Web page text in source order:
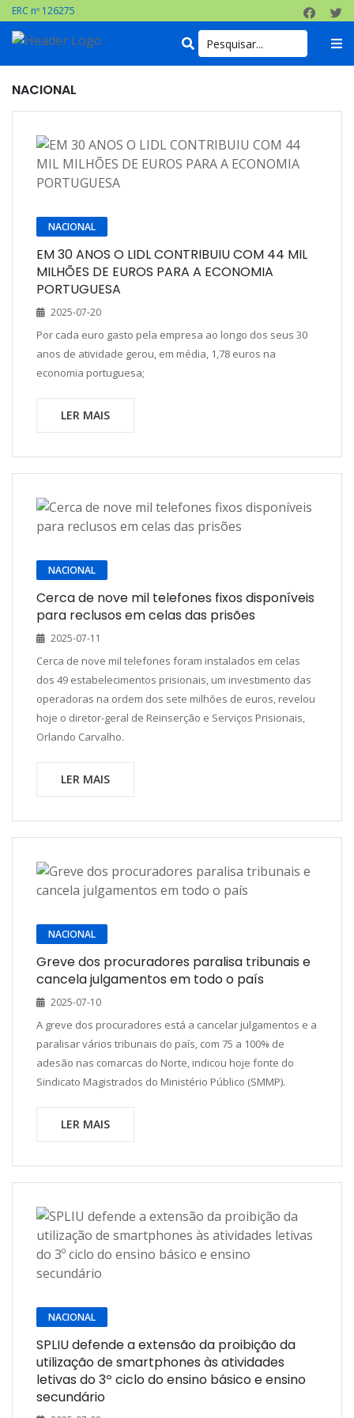
ERC nº 126275
NACIONAL
NACIONAL
EM 30 ANOS O LIDL CONTRIBUIU COM 44 MIL
MILHÕES DE EUROS PARA A ECONOMIA
PORTUGUESA
2025-07-20
Por cada euro gasto pela empresa ao longo dos seus 30
anos de atividade gerou, em média, 1,78 euros na
economia portuguesa;
LER MAIS
NACIONAL
Cerca de nove mil telefones fixos disponíveis
para reclusos em celas das prisões
2025-07-11
Cerca de nove mil telefones foram instalados em celas
dos 49 estabelecimentos prisionais, um investimento das
operadoras na ordem dos sete milhões de euros, revelou
hoje o diretor-geral de Reinserção e Serviços Prisionais,
Orlando Carvalho.
LER MAIS
NACIONAL
Greve dos procuradores paralisa tribunais e
cancela julgamentos em todo o país
2025-07-10
A greve dos procuradores está a cancelar julgamentos e a
paralisar vários tribunais do país, com 75 a 100% de
adesão nas comarcas do Norte, indicou hoje fonte do
Sindicato Magistrados do Ministério Público (SMMP).
LER MAIS
NACIONAL
SPLIU defende a extensão da proibição da
utilização de smartphones às atividades
letivas do 3º ciclo do ensino básico e ensino
secundário